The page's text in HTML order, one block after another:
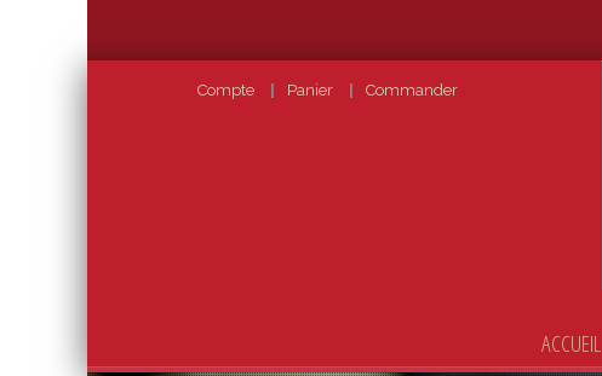
Compte Panier Commander
ACCUEIL